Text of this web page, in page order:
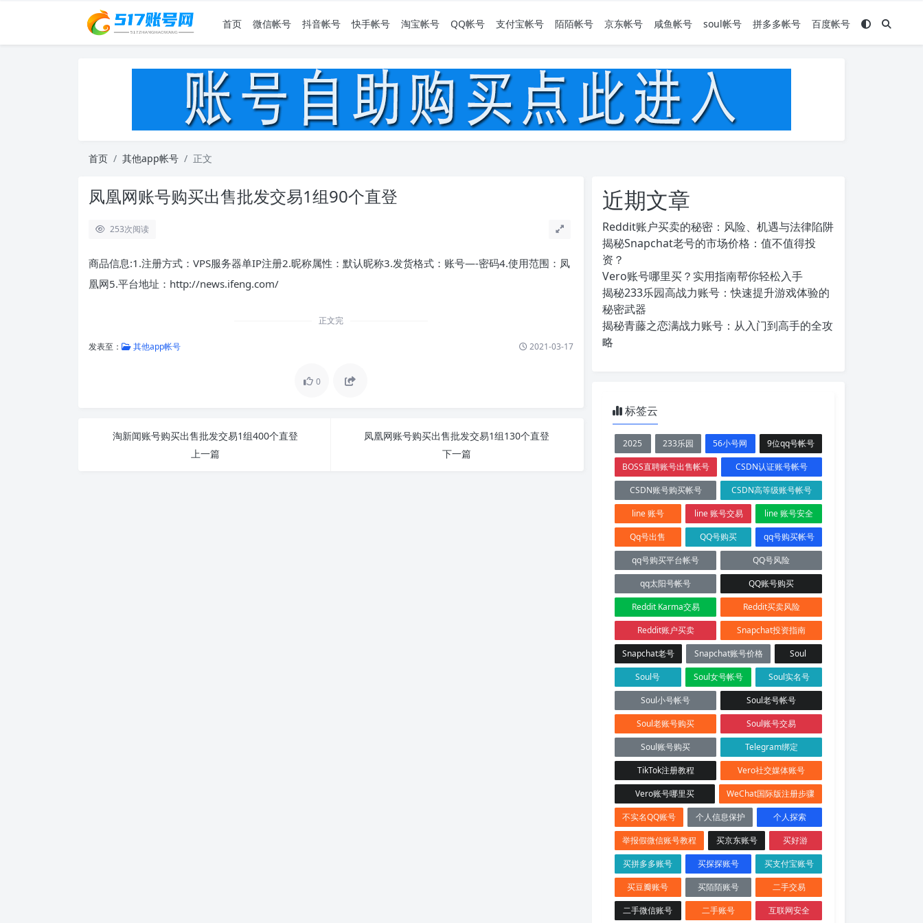
首页 微信帐号 抖音帐号 快手帐号 淘宝帐号 QQ帐号 支付宝帐号 陌陌帐号 京东帐号 咸鱼帐号 soul帐号 拼多多帐号 百度帐号
首页 其他app帐号 正文
凤凰网账号购买出售批发交易1组90个直登
253次阅读
商品信息:1.注册方式：VPS服务器单IP注册2.昵称属性：默认昵称3.发货格式：账号—-密码4.使用范围：凤
凰网5.平台地址：http://news.ifeng.com/
正文完
发表至： 其他app帐号 2021-03-17
0
淘新闻账号购买出售批发交易1组400个直登
上一篇
凤凰网账号购买出售批发交易1组130个直登
下一篇
近期文章
Reddit账户买卖的秘密：风险、机遇与法律陷阱
揭秘Snapchat老号的市场价格：值不值得投
资？
Vero账号哪里买？实用指南帮你轻松入手
揭秘233乐园高战力账号：快速提升游戏体验的
秘密武器
揭秘青藤之恋满战力账号：从入门到高手的全攻
略
标签云
2025 233乐园 56小号网
9位qq号帐号
BOSS直聘账号出售帐号
CSDN认证账号帐号
CSDN账号购买帐号
CSDN高等级账号帐号
line 账号
line 账号交易
line 账号安全
Qq号出售
QQ号购买
qq号购买帐号
qq号购买平台帐号
QQ号风险
qq太阳号帐号
QQ账号购买
Reddit Karma交易
Reddit买卖风险
Reddit账户买卖
Snapchat投资指南
Snapchat老号
Snapchat账号价格
Soul
Soul号
Soul女号帐号
Soul实名号
Soul小号帐号
Soul老号帐号
Soul老账号购买
Soul账号交易
Soul账号购买
Telegram绑定
TikTok注册教程
Vero社交媒体账号
Vero账号哪里买
WeChat国际版注册步骤
不实名QQ账号
个人信息保护
个人探索
举报假微信账号教程
买京东账号
买好游
买拼多多账号
买探探账号
买支付宝账号
买豆瓣账号
买陌陌账号
二手交易
二手微信账号
二手账号 互联网安全